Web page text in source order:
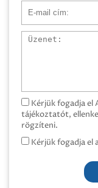
E-mail cím
Üzenet
Kérjük fogadja el
tájékoztatót,
rögzíteni.
Kérjük fogadja el